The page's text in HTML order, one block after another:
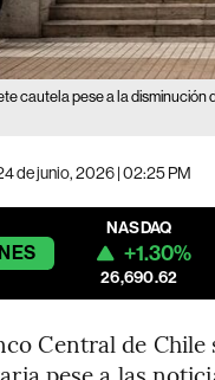
cautela pese a la disminución
de junio, 2026 | 02:25 PM
NASDAQ
+1.30%
26,690.62
Central de